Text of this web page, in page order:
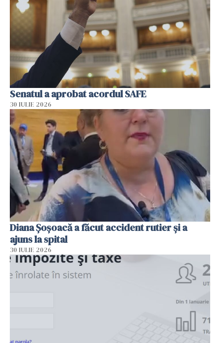
Senatul a aprobat acordul SAFE
30 IULIE 2026
Diana Șoșoacă a făcut accident rutier și a
ajuns la spital
30 IULIE 2026